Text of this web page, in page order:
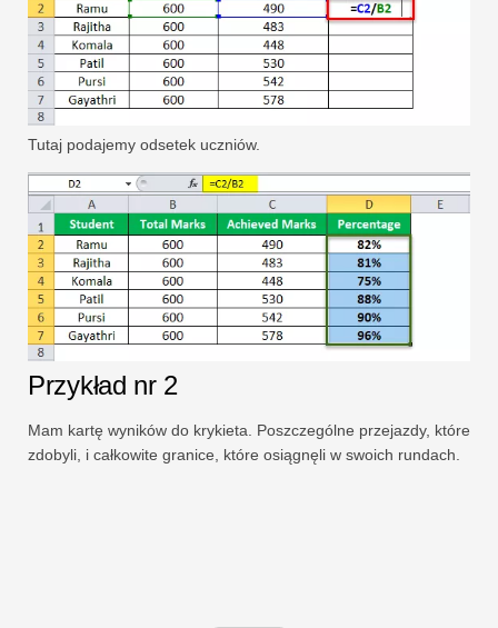
Tutaj podajemy odsetek uczniów.
Przykład nr 2
Mam kartę wyników do krykieta. Poszczególne przejazdy, które
zdobyli, i całkowite granice, które osiągnęli w swoich rundach.